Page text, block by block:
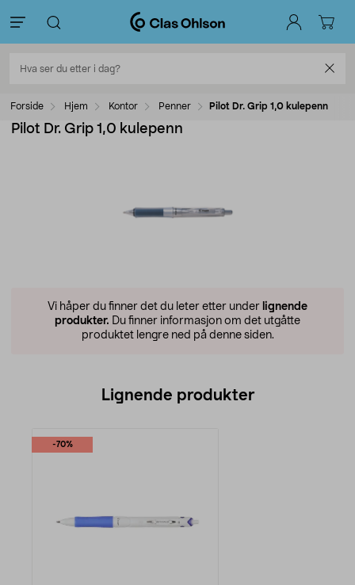
Forside Hjem Kontor Penner Pilot Dr. Grip 1,0 kulepenn
Pilot Dr. Grip 1,0 kulepenn
Vi håper du finner det du leter etter under lignende
produkter. Du finner informasjon om det utgåtte
produktet lengre ned på denne siden.
Lignende produkter
-70%